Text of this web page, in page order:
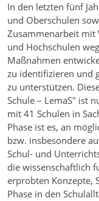
In den letzten fünf
und Oberschulen
Zusammenarbeit mit
und Hochschulen
Maßnahmen
zu identifizieren und
zu unterstützen.
Schule – LemaS" ist
mit 41 Schulen in
Phase ist es, an
bzw. insbesondere
Schul- und
die wissenschaftlich
erprobten Konzepte,
Phase in den